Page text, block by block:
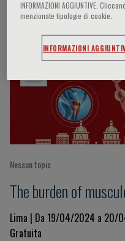
Partecipazioni
Nessun topic
The burden of
Lima | Da 19/04/2024 a 20/
Gratuita
INFORMAZIONI AGGIUNTIVE.
menzionate tipologie di cookie.
INFORMAZIONI